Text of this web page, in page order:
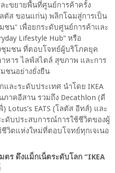
ขยายพื้นที่ศูนย์การค้าครั้ง
ตัส ขอนแก่น) พลิกโฉมสู่การเป็น
น" เพื่อยกระดับศูนย์การค้าและ
Lifestyle Hub” หรือ
ชุมชน ที่ตอบโจทย์ผู้บริโภคยุค
หาร ไลฟ์สไตล์ สุขภาพ และการ
ชนอย่างยั่งยืน
ละระดับประเทศ นำโดย IKEA
ภาคอีสาน รวมถึง Decathlon (ดี
) Lotus’s EATS (โลตัส อีทส์) และ
ดับประสบการณ์การใช้ชีวิตของผู้
วิตแห่งใหม่ที่ตอบโจทย์ทุกเจเนอ
ตร ดึงแม็กเน็ตระดับโลก “IKEA